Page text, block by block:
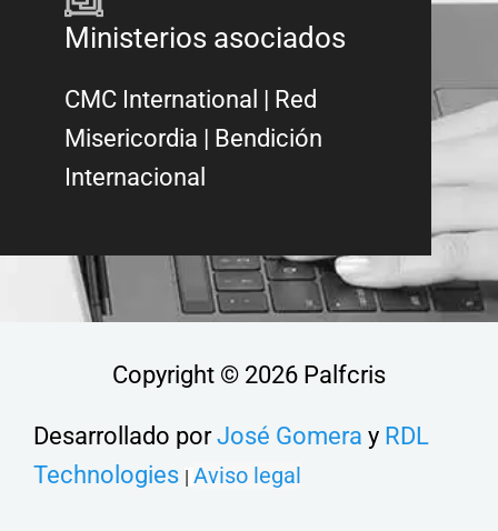
Ministerios asociados
CMC International | Red
Misericordia | Bendición
Internacional
Copyright © 2026 Palfcris
Desarrollado porJosé Gomera y RDL
Technologies Aviso legal